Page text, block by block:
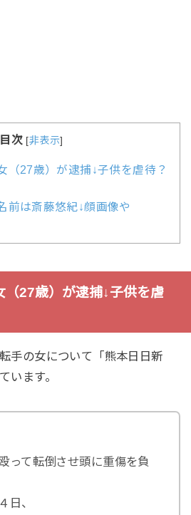
目次 [非表示]
（27歳）が逮捕↓子供を虐待？
前は斎藤悠紀↓顔画像や
（27歳）が逮捕↓子供を虐
手の女について「熊本日日新
います。
って転倒させ頭に重傷を負
日、